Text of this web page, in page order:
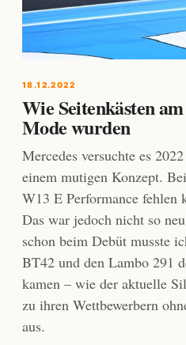
18.12.2022
Wie Seitenkästen
Mode wurden
Mercedes versuchte es
einem mutigen Konzept.
W13 E Performance fehlen
Das war jedoch nicht so
schon beim Debüt musste
BT42 und den Lambo 291
kamen – wie der aktuelle
zu ihren Wettbewerbern
aus.